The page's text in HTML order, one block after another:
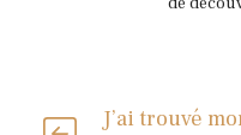
J’ai trouvé